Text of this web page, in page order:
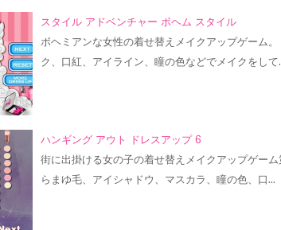
スタイル アドベンチャー ボヘム スタイル
ボヘミアンな女性の着せ替えメイクアップゲーム
ク、口紅、アイライン、瞳の色などでメイクをし
ハンギング アウト ドレスアップ 6
街に出掛ける女の子の着せ替えメイクアップゲー
らまゆ毛、アイシャドウ、マスカラ、瞳の色、口…